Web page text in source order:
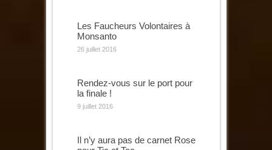
Les Faucheurs Volontaires à
Monsanto
26 juillet 2016
Rendez-vous sur le port pour
la finale !
9 juillet 2016
Il n’y aura pas de carnet Rose